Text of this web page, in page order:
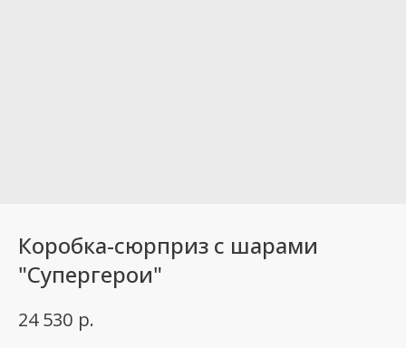
Коробка-сюрприз с шарами
"Супергерои"
24 530 р.